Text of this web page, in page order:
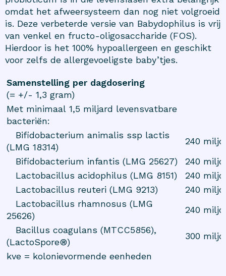
omdat het afweersysteem dan nog niet volgroeid
is. Deze verbeterde versie van Babydophilus is vrij
van venkel en fructo-oligosaccharide (FOS).
Hierdoor is het 100% hypoallergeen en geschikt
voor zelfs de allergevoeligste baby’tjes.
Samenstelling per dagdosering
(= +/- 1,3 gram)
Met minimaal 1,5 miljard levensvatbare
bacteriën:
Bifidobacterium animalis ssp lactis
(LMG 18314)
240
Bifidobacterium infantis (LMG 25627)
240
Lactobacillus acidophilus (LMG 8151)
240
Lactobacillus reuteri (LMG 9213)
240
Lactobacillus rhamnosus (LMG
25626)
240
Bacillus coagulans (MTCC5856),
(LactoSpore®)
300
kve = kolonievormende eenheden